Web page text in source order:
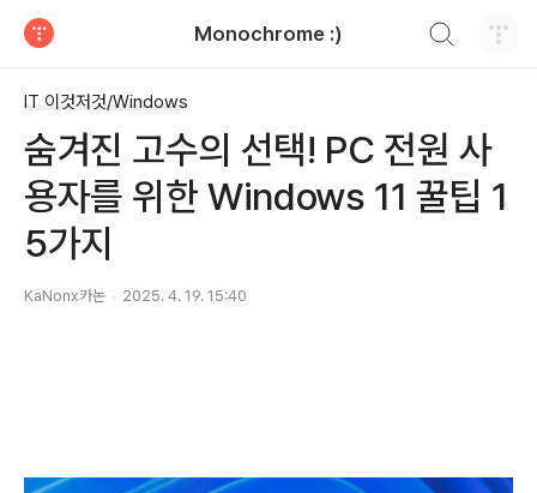
Monochrome :)
IT 이것저것/Windows
숨겨진 고수의 선택! PC 전원 사
용자를 위한 Windows 11 꿀팁 1
5가지
KaNonx카논 2025. 4. 19. 15:40